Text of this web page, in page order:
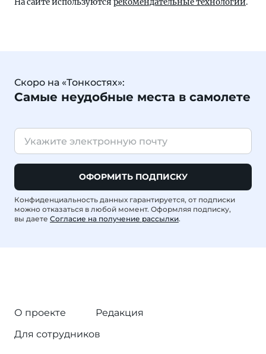
На сайте используются рекомендательные технологии.
Скоро на «Тонкостях»:
Самые неудобные места в самолете
ОФОРМИТЬ ПОДПИСКУ
Конфиденциальность данных гарантируется, от подписки
можно отказаться в любой момент. Оформляя подписку,
вы даете Согласие на получение рассылки.
О проекте
Редакция
Для сотрудников